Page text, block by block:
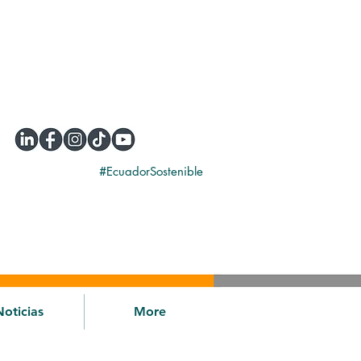
#EcuadorSostenible
More